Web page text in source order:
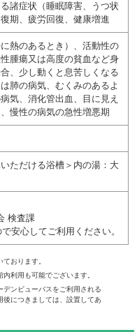
諸症状（睡眠障害、うつ状
期、疲労回復、健康増進
熱のあるとき）、活動性の
腫瘍又は高度の貧血など身
、少し動くと息苦しくなる
肺の病気、むくみのあるよ
気、消化管出血、目に見え
慢性の病気の急性増悪期
ただける浴槽＞内の湯：大
検査課
安心してご利用ください。
おります。
利用も可能でございます。
ンビューバスをご利用される
後につきましては、設置してあ